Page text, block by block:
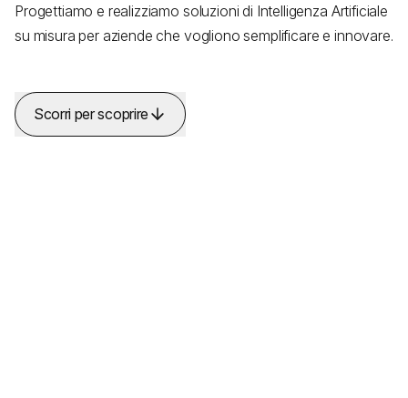
Progettiamo e realizziamo soluzioni di Intelligenza Artificiale
su misura per aziende che vogliono semplificare e innovare.
Scorri per scoprire